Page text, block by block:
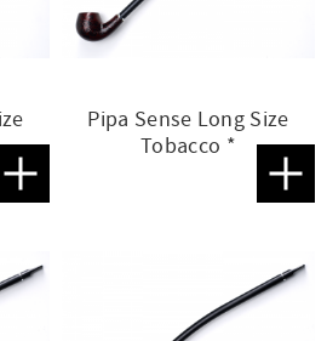
Lägg till i favoriter
Pipa Sense Long Size
Tobacco *